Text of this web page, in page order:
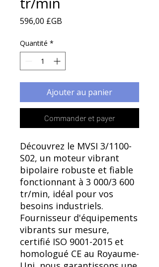
596,00 £GB
Quantité *
Ajouter au panier
Commander et payer
Découvrez le MVSI 3/1100-
S02, un moteur vibrant
bipolaire robuste et fiable
fonctionnant à 3 000/3 600
tr/min, idéal pour vos
besoins industriels.
Fournisseur d'équipements
vibrants sur mesure,
certifié ISO 9001-2015 et
homologué CE au Royaume-